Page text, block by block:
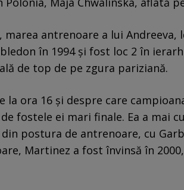
antrenoare a lui Andreeva,
în 1994 și fost loc 2 în
de top de pe zgura pariziană.
la ora 16 și despre care
fostele ei mari finale. Ea a mai
postura de antrenoare, cu
Martinez a fost învinsă în